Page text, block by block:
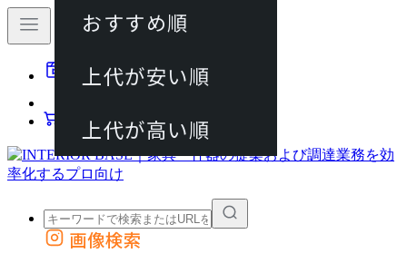
動画マニュアル
カート
外部サイトの商品をカートに追加
画像検索
おすすめ順
上代が安い順
上代が高い順